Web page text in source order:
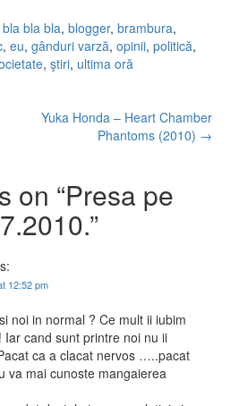
bla bla bla, blogger, brambura,
, eu, gânduri varză, opinii, politică,
, ştiri, ultima oră
Yuka Honda – Heart Chamber
Phantoms (2010) →
on “Presa pe
”
12:52 pm
noi in normal ? Ce mult ii iubim
cand sunt printre noi nu ii
ca a clacat nervos …..pacat
va mai cunoste mangaierea